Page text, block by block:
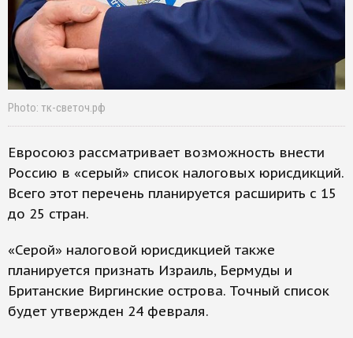
Photo: тк-светоч.рф
Евросоюз рассматривает возможность внести
Россию в «серый» список налоговых юрисдикций.
Всего этот перечень планируется расширить с 15
до 25 стран.
«Серой» налоговой юрисдикцией также
планируется признать Израиль, Бермуды и
Британские Виргинские острова. Точный список
будет утвержден 24 февраля.